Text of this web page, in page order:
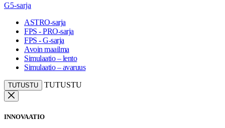
G5-sarja
ASTRO-sarja
FPS - PRO-sarja
FPS - G-sarja
Avoin maailma
Simulaatio – lento
Simulaatio – avaruus
TUTUSTU TUTUSTU
INNOVAATIO